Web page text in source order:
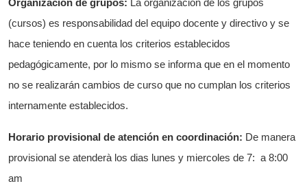
Organización de grupos: La organización de los grupos
(cursos) es responsabilidad del equipo docente y directivo y se
hace teniendo en cuenta los criterios establecidos
pedagógicamente, por lo mismo se informa que en el momento
no se realizarán cambios de curso que no cumplan los criterios
internamente establecidos.
Horario provisional de atención en coordinación: De manera
provisional se atenderà los dias lunes y miercoles de 7: a 8:00
am